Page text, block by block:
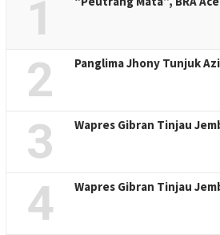
1
2 Panglima Jhony Tunjuk
3 Wapres Gibran Tinjau
4 Wapres Gibran Tinjau